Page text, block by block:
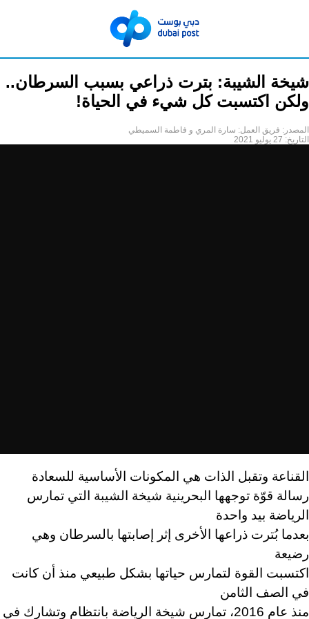
شيخة الشيبة: بترت ذراعي بسبب السرطان..
ولكن اكتسبت كل شيء في الحياة!
المصدر: فريق العمل: سارة المري و فاطمة السميطي
التاريخ: 27 يوليو 2021
القناعة وتقبل الذات هي المكونات الأساسية للسعادة
رسالة قوّة توجهها البحرينية شيخة الشيبة التي تمارس
الرياضة بيد واحدة
بعدما بُترت ذراعها الأخرى إثر إصابتها بالسرطان وهي
رضيعة
اكتسبت القوة لتمارس حياتها بشكل طبيعي منذ أن كانت
في الصف الثامن
منذ عام 2016، تمارس شيخة الرياضة بانتظام وتشارك في